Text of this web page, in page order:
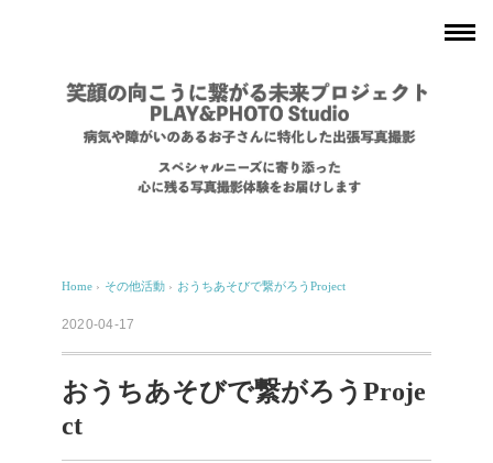
Home › その他活動 › おうちあそびで繋がろうProject
2020-04-17
おうちあそびで繋がろうProje
ct